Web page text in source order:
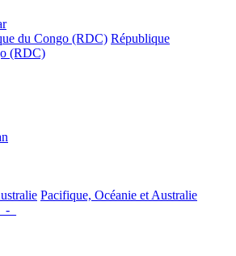
du Congo (RDC) République
(RDC)
Pacifique, Océanie et Australie
_